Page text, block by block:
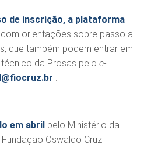
de inscrição, a plataforma
orientações sobre passo a
que também podem entrar em
da Prosas pelo e-
.
em abril pelo Ministério da
Oswaldo Cruz